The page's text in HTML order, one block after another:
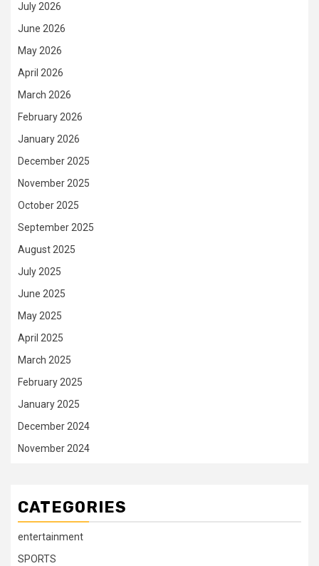
July 2026
June 2026
May 2026
April 2026
March 2026
February 2026
January 2026
December 2025
November 2025
October 2025
September 2025
August 2025
July 2025
June 2025
May 2025
April 2025
March 2025
February 2025
January 2025
December 2024
November 2024
CATEGORIES
entertainment
SPORTS